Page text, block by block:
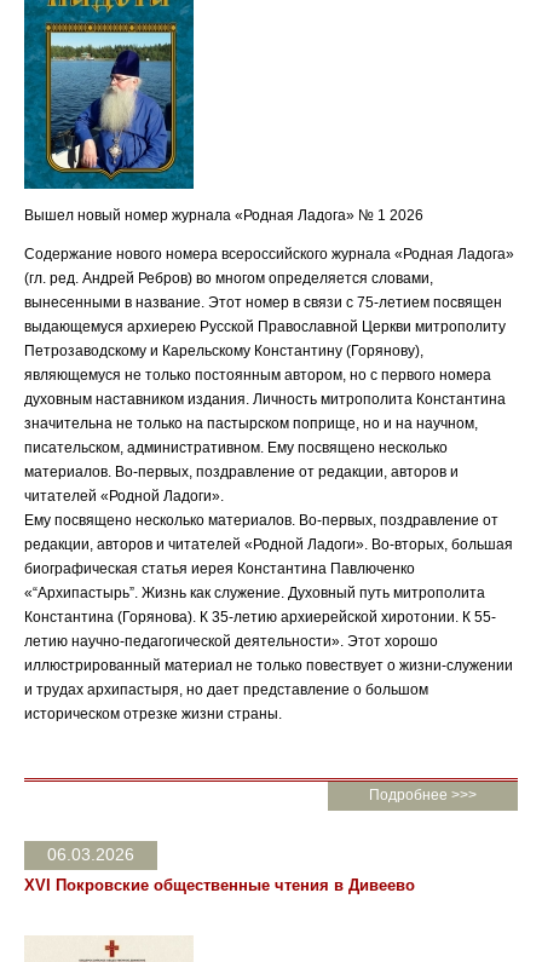
Вышел новый номер журнала «Родная Ладога» № 1 2026
Содержание нового номера всероссийского журнала «Родная Ладога»
(гл. ред. Андрей Ребров) во многом определяется словами,
вынесенными в название. Этот номер в связи с 75-летием посвящен
выдающемуся архиерею Русской Православной Церкви митрополиту
Петрозаводскому и Карельскому Константину (Горянову),
являющемуся не только постоянным автором, но с первого номера
духовным наставником издания. Личность митрополита Константина
значительна не только на пастырском поприще, но и на научном,
писательском, административном. Ему посвящено несколько
материалов. Во-первых, поздравление от редакции, авторов и
читателей «Родной Ладоги».
Ему посвящено несколько материалов. Во-первых, поздравление от
редакции, авторов и читателей «Родной Ладоги». Во-вторых, большая
биографическая статья иерея Константина Павлюченко
«“Архипастырь”. Жизнь как служение. Духовный путь митрополита
Константина (Горянова). К 35-летию архиерейской хиротонии. К 55-
летию научно-педагогической деятельности». Этот хорошо
иллюстрированный материал не только повествует о жизни-служении
и трудах архипастыря, но дает представление о большом
историческом отрезке жизни страны.
Подробнее >>>
06.03.2026
XVI Покровские общественные чтения в Дивеево